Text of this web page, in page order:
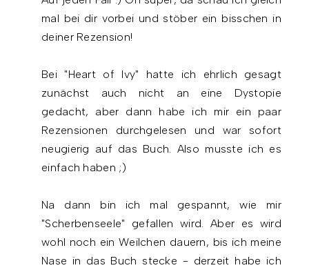
mal bei dir vorbei und stöber ein bisschen in
deiner Rezension!
Bei "Heart of Ivy" hatte ich ehrlich gesagt
zunächst auch nicht an eine Dystopie
gedacht, aber dann habe ich mir ein paar
Rezensionen durchgelesen und war sofort
neugierig auf das Buch. Also musste ich es
einfach haben ;)
Na dann bin ich mal gespannt, wie mir
"Scherbenseele" gefallen wird. Aber es wird
wohl noch ein Weilchen dauern, bis ich meine
Nase in das Buch stecke - derzeit habe ich